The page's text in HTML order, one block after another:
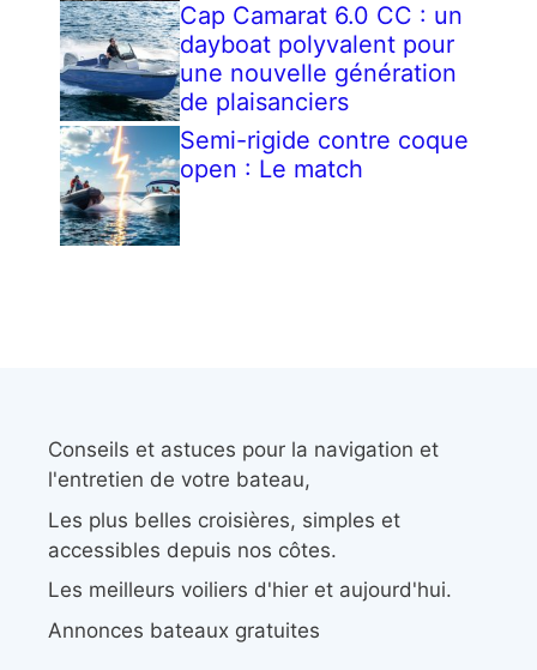
Cap Camarat 6.0 CC : un
dayboat polyvalent pour
une nouvelle génération
de plaisanciers
Semi-rigide contre coque
open : Le match
Conseils et astuces pour la navigation et
l'entretien de votre bateau,
Les plus belles croisières, simples et
accessibles depuis nos côtes.
Les meilleurs voiliers d'hier et aujourd'hui.
Annonces bateaux gratuites